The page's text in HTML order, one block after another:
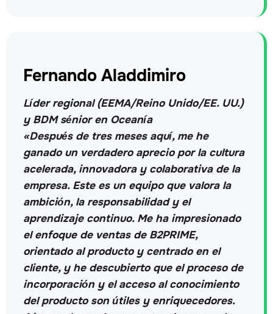
Fernando Aladdimiro
Líder regional (EEMA/Reino Unido/EE. UU.)
y BDM sénior en Oceanía
«Después de tres meses aquí, me he
ganado un verdadero aprecio por la cultura
acelerada, innovadora y colaborativa de la
empresa. Este es un equipo que valora la
ambición, la responsabilidad y el
aprendizaje continuo. Me ha impresionado
el enfoque de ventas de B2PRIME,
orientado al producto y centrado en el
cliente, y he descubierto que el proceso de
incorporación y el acceso al conocimiento
del producto son útiles y enriquecedores.